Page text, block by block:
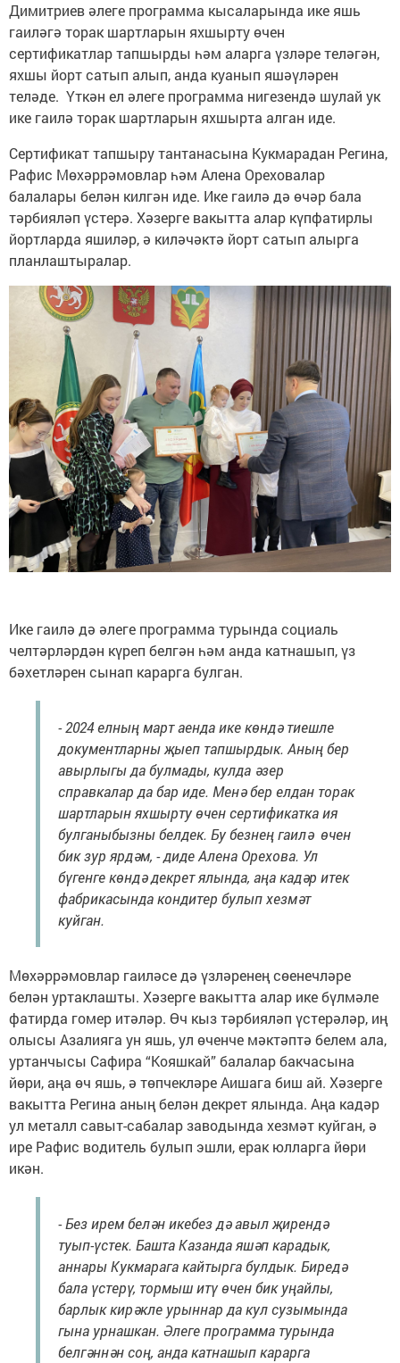
Димитриев әлеге программа кысаларында ике яшь
гаиләгә торак шартларын яхшырту өчен
сертификатлар тапшырды һәм аларга үзләре теләгән,
яхшы йорт сатып алып, анда куанып яшәүләрен
теләде. Үткән ел әлеге программа нигезендә шулай ук
ике гаилә торак шартларын яхшырта алган иде.
Сертификат тапшыру тантанасына Кукмарадан Регина,
Рафис Мөхәррәмовлар һәм Алена Ореховалар
балалары белән килгән иде. Ике гаилә дә өчәр бала
тәрбияләп үстерә. Хәзерге вакытта алар күпфатирлы
йортларда яшиләр, ә киләчәктә йорт сатып алырга
планлаштыралар.
Ике гаилә дә әлеге программа турында социаль
челтәрләрдән күреп белгән һәм анда катнашып, үз
бәхетләрен сынап карарга булган.
- 2024 елның март аенда ике көндә тиешле
документларны җыеп тапшырдык. Аның бер
авырлыгы да булмады, кулда әзер
справкалар да бар иде. Менә бер елдан торак
шартларын яхшырту өчен сертификатка ия
булганыбызны белдек. Бу безнең гаилә өчен
бик зур ярдәм, - диде Алена Орехова. Ул
бүгенге көндә декрет ялында, аңа кадәр итек
фабрикасында кондитер булып хезмәт
куйган.
Мөхәррәмовлар гаиләсе дә үзләренең сөенечләре
белән уртаклашты. Хәзерге вакытта алар ике бүлмәле
фатирда гомер итәләр. Өч кыз тәрбияләп үстерәләр, иң
олысы Азалияга ун яшь, ул өченче мәктәптә белем ала,
уртанчысы Сафира “Кояшкай” балалар бакчасына
йөри, аңа өч яшь, ә төпчекләре Аишага биш ай. Хәзерге
вакытта Регина аның белән декрет ялында. Аңа кадәр
ул металл савыт-сабалар заводында хезмәт куйган, ә
ире Рафис водитель булып эшли, ерак юлларга йөри
икән.
- Без ирем белән икебез дә авыл җирендә
туып-үстек. Башта Казанда яшәп карадык,
аннары Кукмарага кайтырга булдык. Биредә
бала үстерү, тормыш итү өчен бик уңайлы,
барлык кирәкле урыннар да кул сузымында
гына урнашкан. Әлеге программа турында
белгәннән соң, анда катнашып карарга